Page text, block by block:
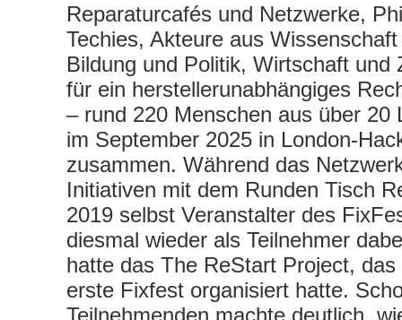
Reparaturcafés und Netzwerke,
Techies, Akteure aus
Bildung und Politik, Wirtschaft und
für ein herstellerunabhängiges
– rund 220 Menschen aus über 20
im September 2025 in London-
zusammen. Während das
Initiativen mit dem Runden Tisch
2019 selbst Veranstalter des
diesmal wieder als Teilnehmer
hatte das The ReStart Project,
erste Fixfest organisiert hatte.
Teilnehmenden machte deutlich,